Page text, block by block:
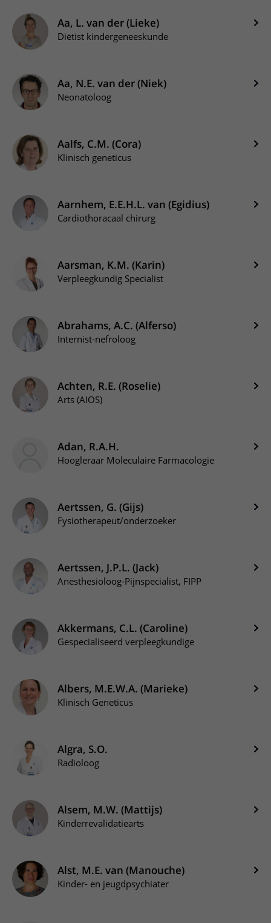
Het Wilhelmina Kinderziekenhuis
Wachttijden
Bezoektijden
Wijzigen patiëntgegevens
Mijn UMC Utrecht patiëntportaal
Bezoekregels
Kwaliteit en veiligheid
Route naar het ziekenhuis
Parkeren
Contact met polikliniek
Contact met verpleegafdeling
Teleconsult aanvragen
Diagnostiek aanvragen
Over UMC Utrecht
Research
Onderwijs
Werken bij het UMC Utrecht
Aa, L. van der (Lieke)
Diëtist kindergeneeskunde
Aa, N.E. van der (Niek)
Neonatoloog
Aalfs, C.M. (Cora)
Klinisch geneticus
Aarnhem, E.E.H.L. van (Egidius)
Cardiothoracaal chirurg
Aarsman, K.M. (Karin)
Verpleegkundig Specialist
Abrahams, A.C. (Alferso)
Internist-nefroloog
Achten, R.E. (Roselie)
Arts (AIOS)
Adan, R.A.H.
Hoogleraar Moleculaire Farmacologie
Aertssen, G. (Gijs)
Fysiotherapeut/onderzoeker
Aertssen, J.P.L. (Jack)
Anesthesioloog-Pijnspecialist, FIPP
Akkermans, C.L. (Caroline)
Gespecialiseerd verpleegkundige
Albers, M.E.W.A. (Marieke)
Klinisch Geneticus
Algra, S.O.
Radioloog
Alsem, M.W. (Mattijs)
Kinderrevalidatiearts
Alst, M.E. van (Manouche)
Kinder- en jeugdpsychiater